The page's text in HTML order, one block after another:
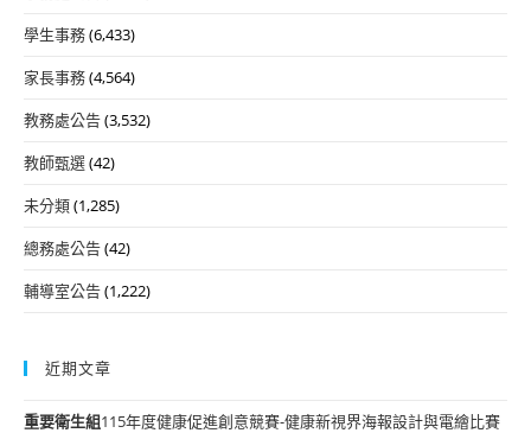
學生事務(6,433)
家長事務(4,564)
教務處公告(3,532)
教師甄選(42)
未分類(1,285)
總務處公告(42)
輔導室公告(1,222)
近期文章
重要衛生組115年度健康促進創意競賽-健康新視界海報設計與電繪比賽